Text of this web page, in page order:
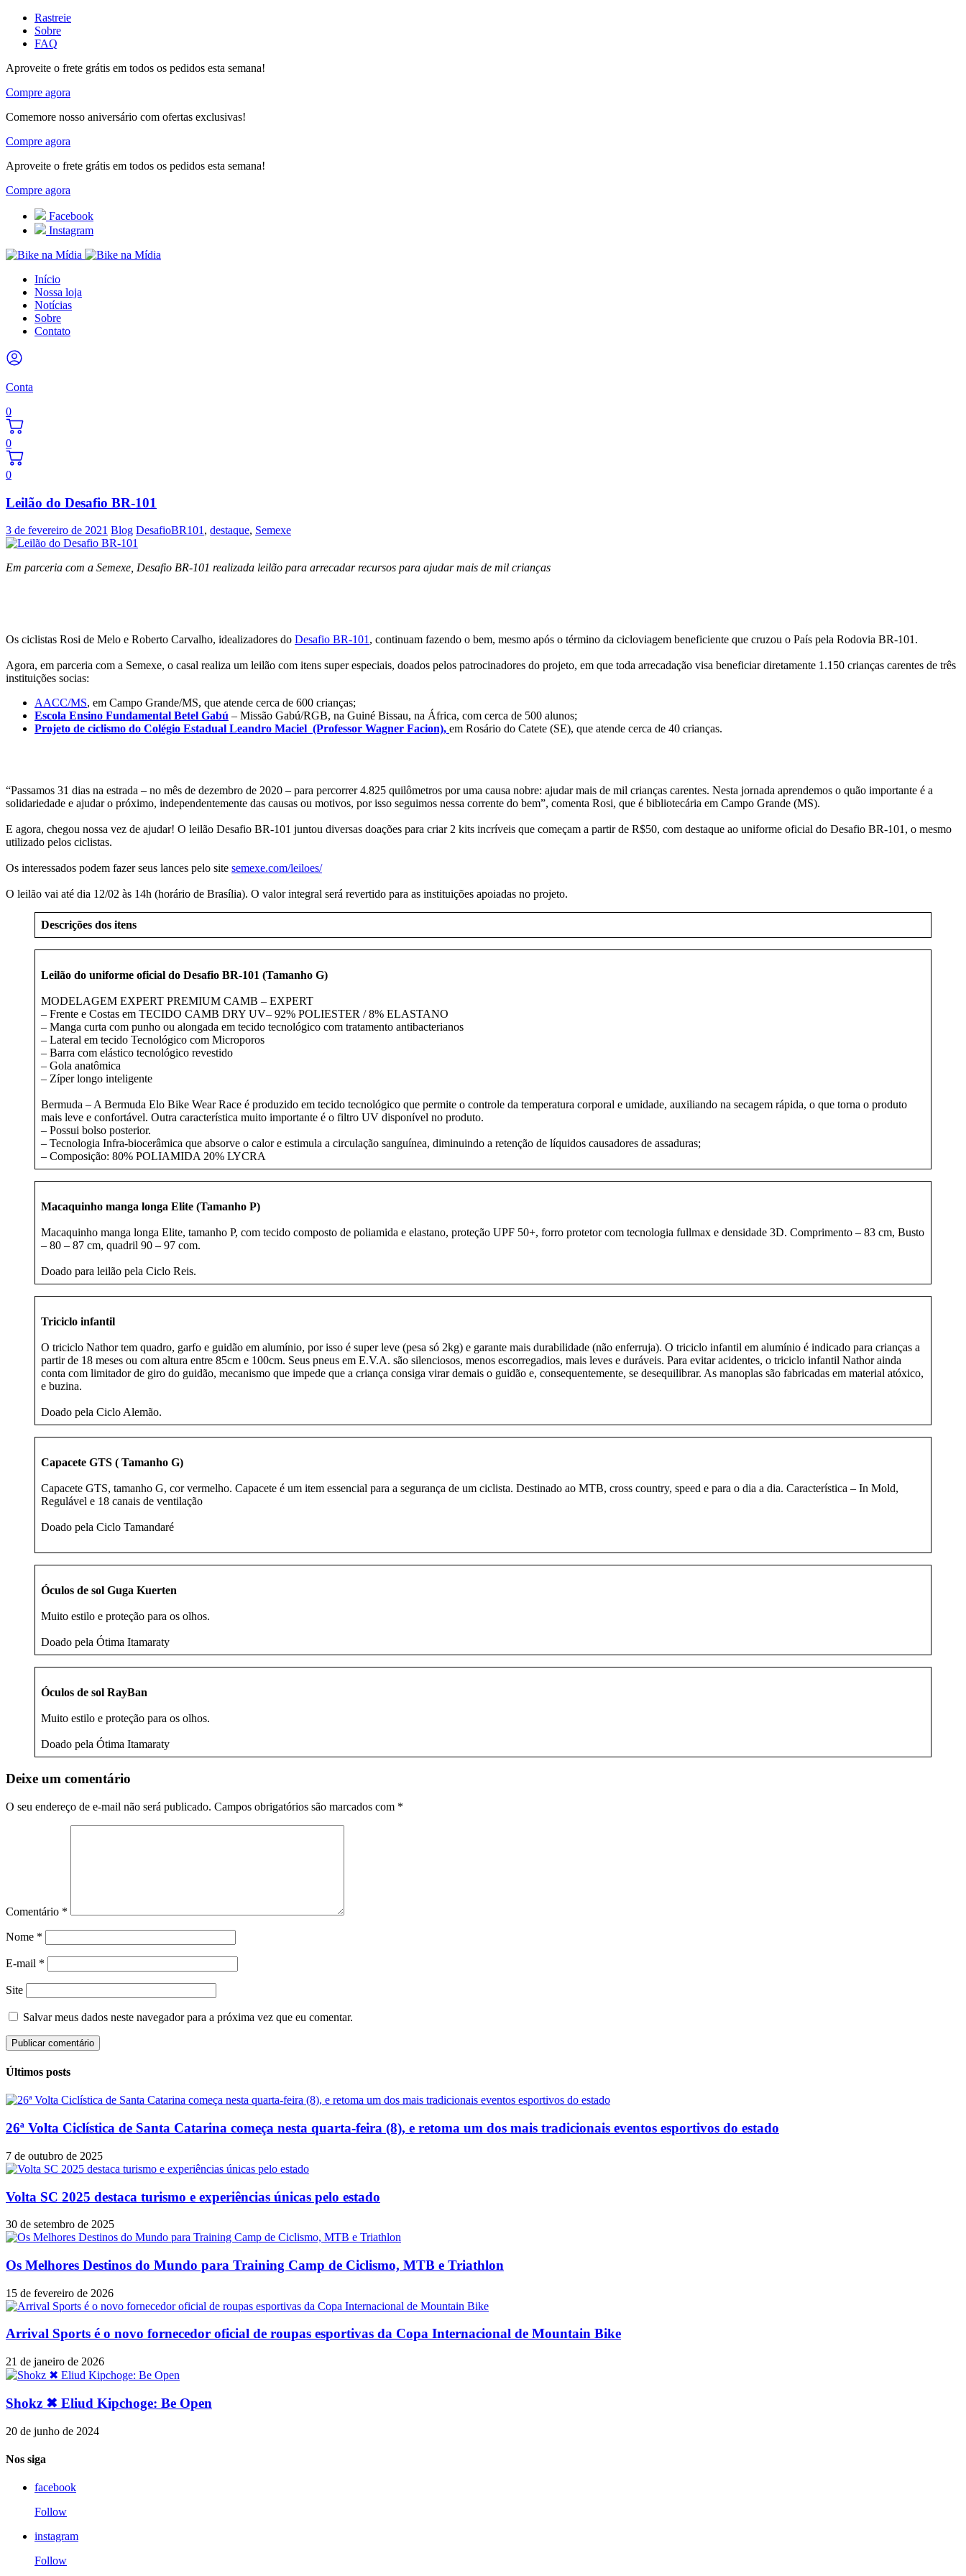
Rastreie
Sobre
FAQ
Aproveite o frete grátis em todos os pedidos esta semana!
Compre agora
Comemore nosso aniversário com ofertas exclusivas!
Compre agora
Aproveite o frete grátis em todos os pedidos esta semana!
Compre agora
Facebook
Instagram
Início
Nossa loja
Notícias
Sobre
Contato
Conta
0
0
0
Leilão do Desafio BR-101
3 de fevereiro de 2021 Blog DesafioBR101, destaque, Semexe
Em parceria com a Semexe, Desafio BR-101 realizada leilão para arrecadar recursos para ajudar mais de mil crianças
Os ciclistas Rosi de Melo e Roberto Carvalho, idealizadores do Desafio BR-101, continuam fazendo o bem, mesmo após o término da cicloviagem beneficiente que cruzou o País pela Rodovia BR-101.
Agora, em parceria com a Semexe, o casal realiza um leilão com itens super especiais, doados pelos patrocinadores do projeto, em que toda arrecadação visa beneficiar diretamente 1.150 crianças carentes de três
instituições socias:
AACC/MS, em Campo Grande/MS, que atende cerca de 600 crianças;
Escola Ensino Fundamental Betel Gabú – Missão Gabú/RGB, na Guiné Bissau, na África, com cerca de 500 alunos;
Projeto de ciclismo do Colégio Estadual Leandro Maciel (Professor Wagner Facion), em Rosário do Catete (SE), que atende cerca de 40 crianças.
“Passamos 31 dias na estrada – no mês de dezembro de 2020 – para percorrer 4.825 quilômetros por uma causa nobre: ajudar mais de mil crianças carentes. Nesta jornada aprendemos o quão importante é a
solidariedade e ajudar o próximo, independentemente das causas ou motivos, por isso seguimos nessa corrente do bem”, comenta Rosi, que é bibliotecária em Campo Grande (MS).
E agora, chegou nossa vez de ajudar! O leilão Desafio BR-101 juntou diversas doações para criar 2 kits incríveis que começam a partir de R$50, com destaque ao uniforme oficial do Desafio BR-101, o mesmo
utilizado pelos ciclistas.
Os interessados podem fazer seus lances pelo site semexe.com/leiloes/
O leilão vai até dia 12/02 às 14h (horário de Brasília). O valor integral será revertido para as instituições apoiadas no projeto.
Descrições dos itens
Leilão do uniforme oficial do Desafio BR-101 (Tamanho G)
MODELAGEM EXPERT PREMIUM CAMB – EXPERT
– Frente e Costas em TECIDO CAMB DRY UV– 92% POLIESTER / 8% ELASTANO
– Manga curta com punho ou alongada em tecido tecnológico com tratamento antibacterianos
– Lateral em tecido Tecnológico com Microporos
– Barra com elástico tecnológico revestido
– Gola anatômica
– Zíper longo inteligente
Bermuda – A Bermuda Elo Bike Wear Race é produzido em tecido tecnológico que permite o controle da temperatura corporal e umidade, auxiliando na secagem rápida, o que torna o produto
mais leve e confortável. Outra característica muito importante é o filtro UV disponível no produto.
– Possui bolso posterior.
– Tecnologia Infra-biocerâmica que absorve o calor e estimula a circulação sanguínea, diminuindo a retenção de líquidos causadores de assaduras;
– Composição: 80% POLIAMIDA 20% LYCRA
Macaquinho manga longa Elite (Tamanho P)
Macaquinho manga longa Elite, tamanho P, com tecido composto de poliamida e elastano, proteção UPF 50+, forro protetor com tecnologia fullmax e densidade 3D. Comprimento – 83 cm, Busto
– 80 – 87 cm, quadril 90 – 97 com.
Doado para leilão pela Ciclo Reis.
Triciclo infantil
O triciclo Nathor tem quadro, garfo e guidão em alumínio, por isso é super leve (pesa só 2kg) e garante mais durabilidade (não enferruja). O triciclo infantil em alumínio é indicado para crianças a
partir de 18 meses ou com altura entre 85cm e 100cm. Seus pneus em E.V.A. são silenciosos, menos escorregadios, mais leves e duráveis. Para evitar acidentes, o triciclo infantil Nathor ainda
conta com limitador de giro do guidão, mecanismo que impede que a criança consiga virar demais o guidão e, consequentemente, se desequilibrar. As manoplas são fabricadas em material atóxico,
e buzina.
Doado pela Ciclo Alemão.
Capacete GTS ( Tamanho G)
Capacete GTS, tamanho G, cor vermelho. Capacete é um item essencial para a segurança de um ciclista. Destinado ao MTB, cross country, speed e para o dia a dia. Característica – In Mold,
Regulável e 18 canais de ventilação
Doado pela Ciclo Tamandaré
Óculos de sol Guga Kuerten
Muito estilo e proteção para os olhos.
Doado pela Ótima Itamaraty
Óculos de sol RayBan
Muito estilo e proteção para os olhos.
Doado pela Ótima Itamaraty
Deixe um comentário
O seu endereço de e-mail não será publicado. Campos obrigatórios são marcados com *
Comentário *
Nome *
E-mail *
Site
Salvar meus dados neste navegador para a próxima vez que eu comentar.
Últimos posts
26ª Volta Ciclística de Santa Catarina começa nesta quarta-feira (8), e retoma um dos mais tradicionais eventos esportivos do estado
7 de outubro de 2025
Volta SC 2025 destaca turismo e experiências únicas pelo estado
30 de setembro de 2025
Os Melhores Destinos do Mundo para Training Camp de Ciclismo, MTB e Triathlon
15 de fevereiro de 2026
Arrival Sports é o novo fornecedor oficial de roupas esportivas da Copa Internacional de Mountain Bike
21 de janeiro de 2026
Shokz ✖ Eliud Kipchoge: Be Open
20 de junho de 2024
Nos siga
facebook
Follow
instagram
Follow